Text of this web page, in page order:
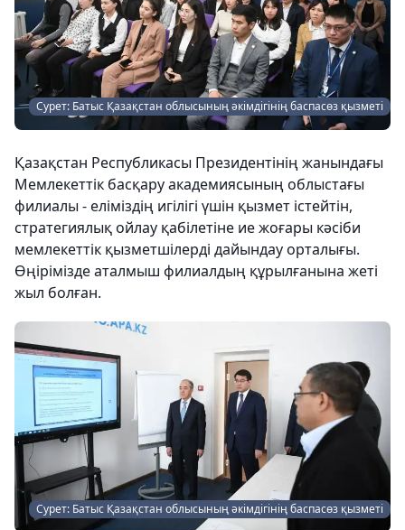
Сурет: Батыс Қазақстан облысының әкімдігінің баспасөз қызметі
Қазақстан Республикасы Президентінің жанындағы
Мемлекеттік басқару академиясының облыстағы
филиалы - еліміздің игілігі үшін қызмет істейтін,
стратегиялық ойлау қабілетіне ие жоғары кәсіби
мемлекеттік қызметшілерді дайындау орталығы.
Өңірімізде аталмыш филиалдың құрылғанына жеті
жыл болған.
Сурет: Батыс Қазақстан облысының әкімдігінің баспасөз қызметі